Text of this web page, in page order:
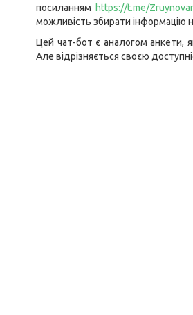
посиланням https://t.me/
можливість збирати інформацію
Цей чат-бот є аналогом анкети,
Але відрізняється своєю